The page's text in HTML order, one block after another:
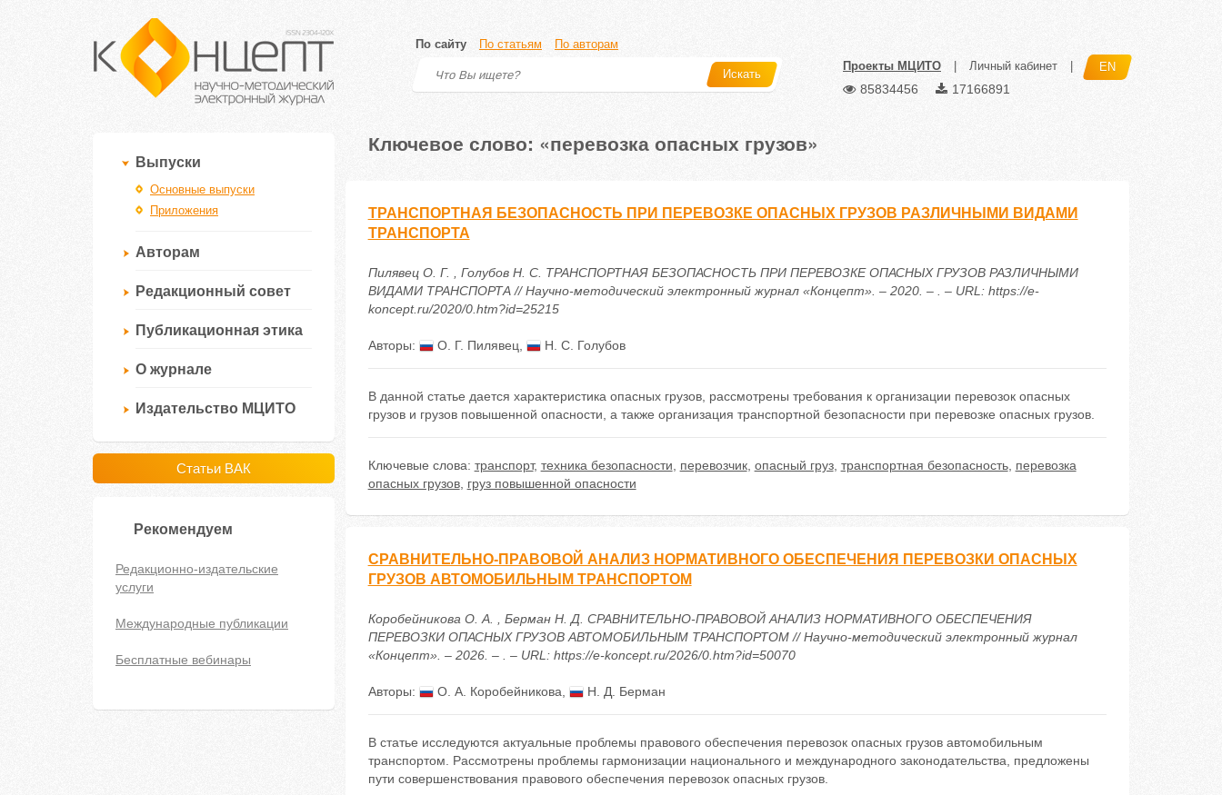
По сайту По статьям По авторам
Искать
Проекты МЦИТО Личный кабинет EN
85834456 17166891
Выпуски
Основные выпуски
Приложения
Авторам
Редакционный совет
Публикационная этика
О журнале
Издательство МЦИТО
Статьи ВАК
Рекомендуем
Редакционно-издательские
услуги
Международные публикации
Бесплатные вебинары
Ключевое слово: «перевозка опасных грузов»
ТРАНСПОРТНАЯ БЕЗОПАСНОСТЬ ПРИ ПЕРЕВОЗКЕ ОПАСНЫХ ГРУЗОВ РАЗЛИЧНЫМИ ВИДАМИ
ТРАНСПОРТА
Пилявец О. Г. , Голубов Н. С. ТРАНСПОРТНАЯ БЕЗОПАСНОСТЬ ПРИ ПЕРЕВОЗКЕ ОПАСНЫХ ГРУЗОВ РАЗЛИЧНЫМИ
ВИДАМИ ТРАНСПОРТА // Научно-методический электронный журнал «Концепт». – 2020. – . – URL: https://e-
koncept.ru/2020/0.htm?id=25215
Авторы: О. Г. Пилявец Н. С. Голубов
В данной статье дается характеристика опасных грузов, рассмотрены требования к организации перевозок опасных
грузов и грузов повышенной опасности, а также организация транспортной безопасности при перевозке опасных грузов.
Ключевые слова: транспорт, техника безопасности перевозчик, опасный груз, транспортная безопасность, перевозка
опасных грузов, груз повышенной опасности
СРАВНИТЕЛЬНО-ПРАВОВОЙ АНАЛИЗ НОРМАТИВНОГО ОБЕСПЕЧЕНИЯ ПЕРЕВОЗКИ ОПАСНЫХ
ГРУЗОВ АВТОМОБИЛЬНЫМ ТРАНСПОРТОМ
Коробейникова О. А. , Берман Н. Д. СРАВНИТЕЛЬНО-ПРАВОВОЙ АНАЛИЗ НОРМАТИВНОГО ОБЕСПЕЧЕНИЯ
ПЕРЕВОЗКИ ОПАСНЫХ ГРУЗОВ АВТОМОБИЛЬНЫМ ТРАНСПОРТОМ // Научно-методический электронный журнал
«Концепт». – 2026. – . – URL: https://e-koncept.ru/2026/0.htm?id=50070
Авторы: О. А. Коробейникова Н. Д. Берман
В статье исследуются актуальные проблемы правового обеспечения перевозок опасных грузов автомобильным
транспортом. Рассмотрены проблемы гармонизации национального и международного законодательства, предложены
пути совершенствования правового обеспечения перевозок опасных грузов.